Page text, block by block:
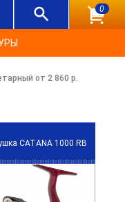
0
от 2 860 р.
CATANA 1000 RB